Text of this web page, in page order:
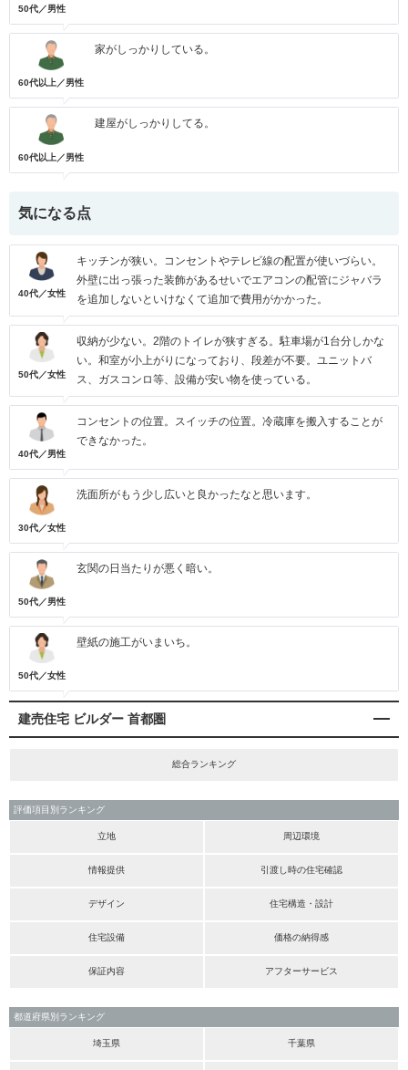
50代／男性
60代以上／男性
家がしっかりしている。
60代以上／男性
建屋がしっかりしてる。
気になる点
40代／女性
キッチンが狭い。コンセントやテレビ線の配置が使いづらい。
外壁に出っ張った装飾があるせいでエアコンの配管にジャバラ
を追加しないといけなくて追加で費用がかかった。
50代／女性
収納が少ない。2階のトイレが狭すぎる。駐車場が1台分しかな
い。和室が小上がりになっており、段差が不要。ユニットバ
ス、ガスコンロ等、設備が安い物を使っている。
40代／男性
コンセントの位置。スイッチの位置。冷蔵庫を搬入することが
できなかった。
30代／女性
洗面所がもう少し広いと良かったなと思います。
50代／男性
玄関の日当たりが悪く暗い。
50代／女性
壁紙の施工がいまいち。
建売住宅 ビルダー 首都圏
総合ランキング
評価項目別ランキング
立地 周辺環境
情報提供 引渡し時の住宅確認
デザイン 住宅構造・設計
住宅設備 価格の納得感
保証内容 アフターサービス
都道府県別ランキング
埼玉県 千葉県